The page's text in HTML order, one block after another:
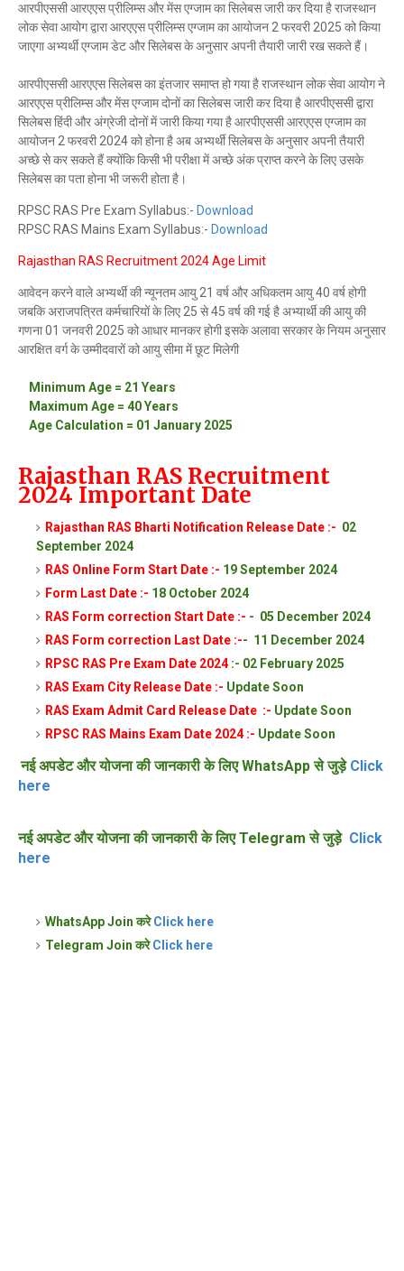
आरपीएससी आरएएस प्रीलिम्स और मेंस एग्जाम का सिलेबस जारी कर दिया है राजस्थान
लोक सेवा आयोग द्वारा आरएएस प्रीलिम्स एग्जाम का आयोजन 2 फरवरी 2025 को किया
जाएगा अभ्यर्थी एग्जाम डेट और सिलेबस के अनुसार अपनी तैयारी जारी रख सकते हैं।
आरपीएससी आरएएस सिलेबस का इंतजार समाप्त हो गया है राजस्थान लोक सेवा आयोग ने
आरएएस प्रीलिम्स और मेंस एग्जाम दोनों का सिलेबस जारी कर दिया है आरपीएससी द्वारा
सिलेबस हिंदी और अंग्रेजी दोनों में जारी किया गया है आरपीएससी आरएएस एग्जाम का
आयोजन 2 फरवरी 2024 को होना है अब अभ्यर्थी सिलेबस के अनुसार अपनी तैयारी
अच्छे से कर सकते हैं क्योंकि किसी भी परीक्षा में अच्छे अंक प्राप्त करने के लिए उसके
सिलेबस का पता होना भी जरूरी होता है।
RPSC RAS Pre Exam Syllabus:- Download
RPSC RAS Mains Exam Syllabus:- Download
Rajasthan RAS Recruitment 2024 Age Limit
आवेदन करने वाले अभ्यर्थी की न्यूनतम आयु 21 वर्ष और अधिकतम आयु 40 वर्ष होगी
जबकि अराजपत्रित कर्मचारियों के लिए 25 से 45 वर्ष की गई है अभ्यार्थी की आयु की
गणना 01 जनवरी 2025 को आधार मानकर होगी इसके अलावा सरकार के नियम अनुसार
आरक्षित वर्ग के उम्मीदवारों को आयु सीमा में छूट मिलेगी
Minimum Age = 21 Years
Maximum Age = 40 Years
Age Calculation = 01 January 2025
Rajasthan RAS Recruitment
2024 Important Date
Rajasthan RAS Bharti Notification Release Date :- 02
September 2024
RAS Online Form Start Date :- 19 September 2024
Form Last Date :- 18 October 2024
RAS Form correction Start Date :- - 05 December 2024
RAS Form correction Last Date :-- 11 December 2024
RPSC RAS Pre Exam Date 2024:- 02 February 2025
RAS Exam City Release Date :- Update Soon
RAS Exam Admit Card Release Date :- Update Soon
RPSC RAS Mains Exam Date 2024 :- Update Soon
नई अपडेट और योजना की जानकारी के लिए WhatsApp से जुड़ेClick
here
नई अपडेट और योजना की जानकारी के लिए Telegram से जुड़ेClick
here
WhatsApp Join करेClick here
Telegram Join करेClick here